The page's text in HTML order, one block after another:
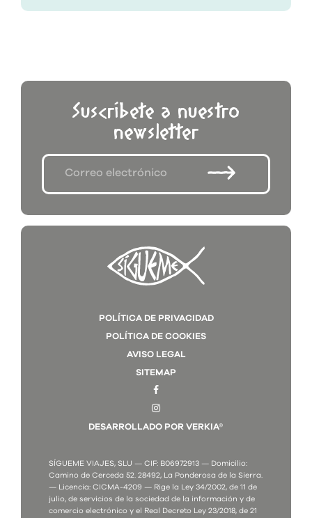
Suscríbete a nuestro
newsletter
POLÍTICA DE PRIVACIDAD
POLÍTICA DE COOKIES
AVISO LEGAL
SITEMAP
DESARROLLADO POR VERKIA®
SÍGUEME VIAJES, SLU — CIF: B06972913 — Domicilio:
Camino de Cerceda 52. 28492, La Ponderosa de la Sierra.
— Licencia: CICMA-4209 — Rige la Ley 34/2002, de 11 de
julio, de servicios de la sociedad de la información y de
comercio electrónico y el Real Decreto Ley 23/2018, de 21